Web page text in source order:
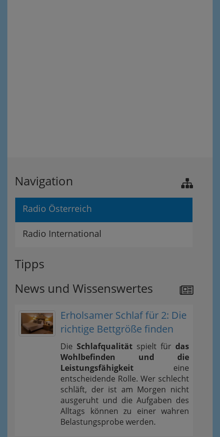
Navigation
Radio Österreich
Radio International
Tipps
News und Wissenswertes
Erholsamer Schlaf für 2: Die
richtige Bettgröße finden
Die Schlafqualität spielt für das
Wohlbefinden und die
Leistungsfähigkeit eine
entscheidende Rolle. Wer schlecht
schläft, der ist am Morgen nicht
ausgeruht und die Aufgaben des
Alltags können zu einer wahren
Belastungsprobe werden.